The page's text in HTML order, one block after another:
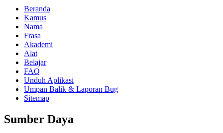
Beranda
Kamus
Nama
Frasa
Akademi
Alat
Belajar
FAQ
Unduh Aplikasi
Umpan Balik & Laporan Bug
Sitemap
Sumber Daya